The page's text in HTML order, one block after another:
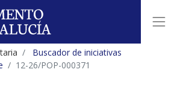
Buscador de iniciativas
12-26/POP-000371